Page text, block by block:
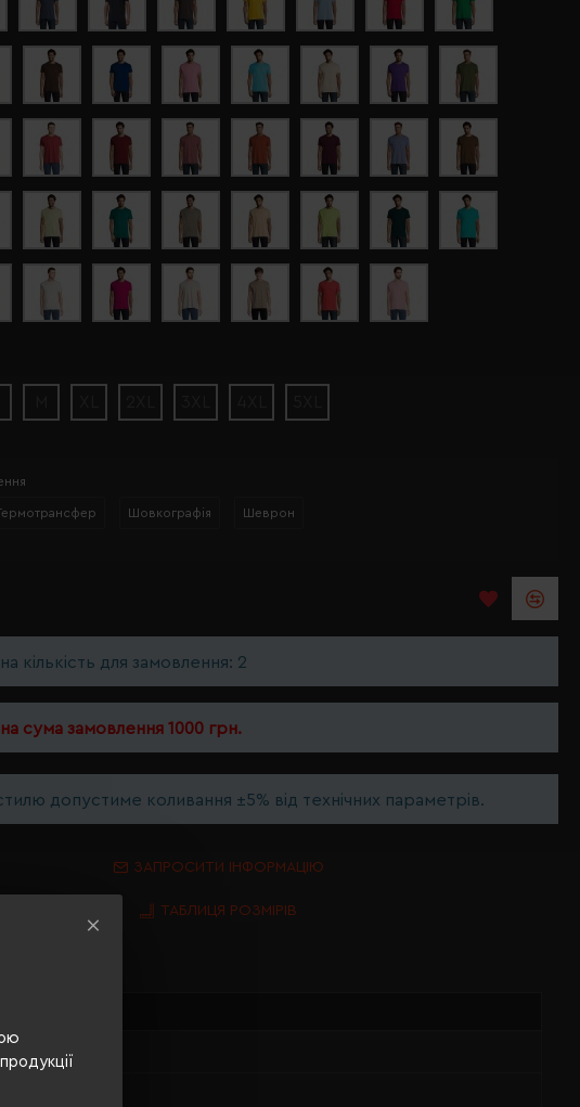
Шовкографія Шеврон
кількість для замовлення: 2
сума замовлення 1000 грн.
допустиме коливання ±5% від технічних параметрів.
ЗАПРОСИТИ ІНФОРМАЦІЮ
ТАБЛИЦЯ РОЗМІРІВ